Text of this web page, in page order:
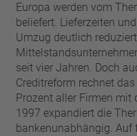
Europa werden vom
beliefert. Lieferzeiten
Umzug deutlich
seit vier Jahren. Doch
Creditreform rechnet
Prozent aller Firmen mit
1997 expandiert die
bankenunabhängig. Auf